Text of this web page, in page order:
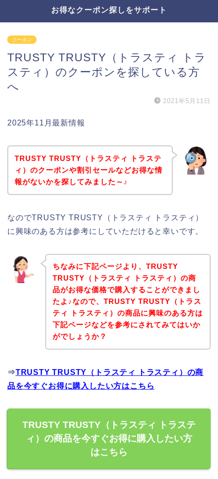
お得なクーポン探しをサポート
クーポン
TRUSTY TRUSTY（トラスティ トラ
スティ）のクーポンを探している方
へ
2021年5月11日
2025年11月最新情報
TRUSTY TRUSTY（トラスティ トラステ
ィ）のクーポンや割引セールなどお得な情
報がないかを探してみました～♪
なのでTRUSTY TRUSTY（トラスティ トラスティ）
に興味のある方は参考にしていただけると幸いです。
ちなみに下記ページより、TRUSTY
TRUSTY（トラスティ トラスティ）の商
品がお得な価格で購入することができまし
たよ♪なので、TRUSTY TRUSTY（トラス
ティ トラスティ）の商品に興味のある方は
下記ページなどを参考にされてみてはいか
がでしょうか？
⇒TRUSTY TRUSTY（トラスティ トラスティ）の商
品を今すぐお得に購入したい方はこちら
TRUSTY TRUSTY（トラスティ トラステ
ィ）の商品を今すぐお得に購入したい方
はこちら